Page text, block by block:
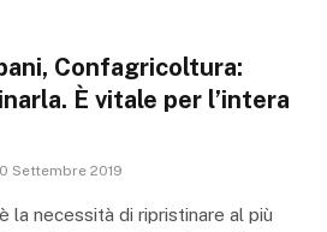
Confagricoltura:
È vitale per l’intera
Settembre 2019
la necessità di ripristinare al più